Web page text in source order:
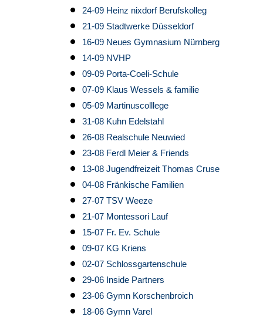
24-09 Heinz nixdorf Berufskolleg
21-09 Stadtwerke Düsseldorf
16-09 Neues Gymnasium Nürnberg
14-09 NVHP
09-09 Porta-Coeli-Schule
07-09 Klaus Wessels & familie
05-09 Martinuscolllege
31-08 Kuhn Edelstahl
26-08 Realschule Neuwied
23-08 Ferdl Meier & Friends
13-08 Jugendfreizeit Thomas Cruse
04-08 Fränkische Familien
27-07 TSV Weeze
21-07 Montessori Lauf
15-07 Fr. Ev. Schule
09-07 KG Kriens
02-07 Schlossgartenschule
29-06 Inside Partners
23-06 Gymn Korschenbroich
18-06 Gymn Varel